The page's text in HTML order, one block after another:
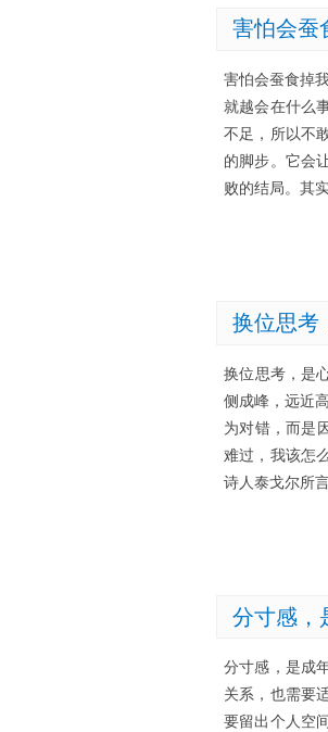
害怕会蚕
害怕会蚕食掉
就越会在什么
不足，所以不
的脚步。它会
败的结局。其
换位思考
换位思考，是
侧成峰，远近
为对错，而是
难过，我该怎
诗人泰戈尔所
分寸感，
分寸感，是成
关系，也需要
要留出个人空